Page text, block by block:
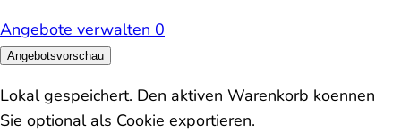
Angebote verwalten 0
Angebotsvorschau
Lokal gespeichert. Den aktiven Warenkorb koennen
Sie optional als Cookie exportieren.